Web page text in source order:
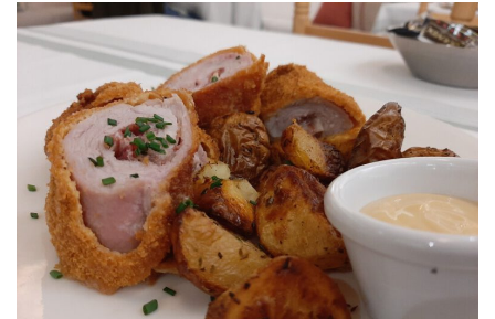
n
a
n
e
m
a
i
l